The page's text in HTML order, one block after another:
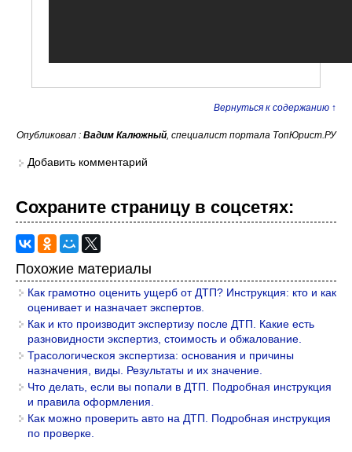
Вернуться к содержанию ↑
Опубликовал : Вадим Калюжный, специалист портала ТопЮрист.РУ
Добавить комментарий
Сохраните страницу в cоцcетях:
Похожие материалы
Как грамотно оценить ущерб от ДТП? Инструкция: кто и как
оценивает и назначает экспертов.
Как и кто производит экспертизу после ДТП. Какие есть
разновидности экспертиз, стоимость и обжалование.
Трасологическоя экспертиза: основания и причины
назначения, виды. Результаты и их значение.
Что делать, если вы попали в ДТП. Подробная инструкция
и правила оформления.
Как можно проверить авто на ДТП. Подробная инструкция
по проверке.